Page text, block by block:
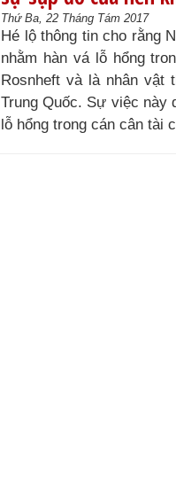
Thứ Ba, 22 Tháng Tám 2017
Hé lộ thông tin cho rằng
nhằm hàn vá lỗ hổng
Rosnheft và là nhân vật
Trung Quốc. Sự việc này
lỗ hổng trong cán cân tài